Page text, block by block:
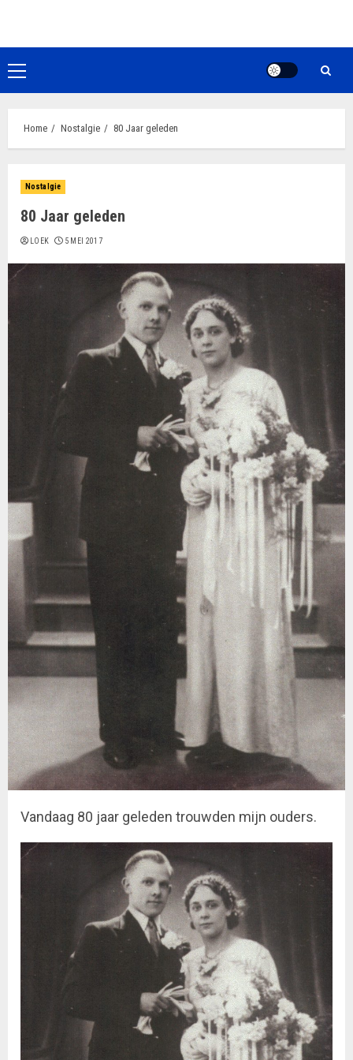
de
inhoudPrimair
menu
Home Nostalgie 80 Jaar geleden
Nostalgie
80 Jaar geleden
LOEK 5 MEI 2017
Vandaag 80 jaar geleden trouwden mijn ouders.